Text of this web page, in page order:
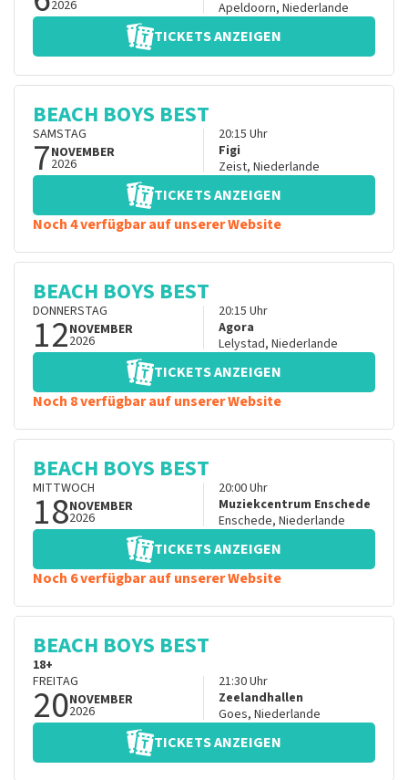
2026
Apeldoorn, Niederlande
TICKETS ANZEIGEN
BEACH BOYS BEST
SAMSTAG
7NOVEMBER
2026
20:15 Uhr
Figi
Zeist, Niederlande
TICKETS ANZEIGEN
Noch 4 verfügbar auf unserer Website
BEACH BOYS BEST
DONNERSTAG
12NOVEMBER
2026
20:15 Uhr
Agora
Lelystad, Niederlande
TICKETS ANZEIGEN
Noch 8 verfügbar auf unserer Website
BEACH BOYS BEST
MITTWOCH
18NOVEMBER
2026
20:00Uhr
Muziekcentrum Enschede
Enschede, Niederlande
TICKETS ANZEIGEN
Noch 6 verfügbar auf unserer Website
BEACH BOYS BEST
18+
FREITAG
20NOVEMBER
2026
21:30Uhr
Zeelandhallen
Goes, Niederlande
TICKETS ANZEIGEN